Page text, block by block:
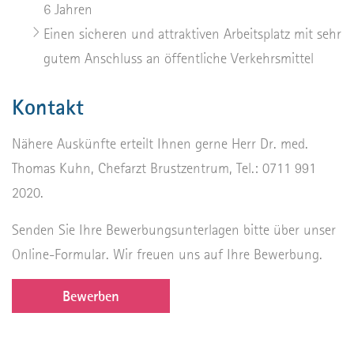
6 Jahren
Einen sicheren und attraktiven Arbeitsplatz mit sehr
gutem Anschluss an öffentliche Verkehrsmittel
Kontakt
Nähere Auskünfte erteilt Ihnen gerne Herr Dr. med.
Thomas Kuhn, Chefarzt Brustzentrum, Tel.: 0711 991
2020.
Senden Sie Ihre Bewerbungsunterlagen bitte über unser
Online-Formular. Wir freuen uns auf Ihre Bewerbung.
Bewerben